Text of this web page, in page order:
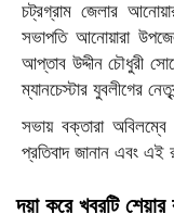
চট্রগ্রাম জেলার
সভাপতি আনোয়ারা
আপ্তাব উদ্দীন চৌধুরী
ম্যানচেস্টার যুবলীগের
সভায় বক্তারা
প্রতিবাদ জানান এবং এই
দয়া করে খবরটি